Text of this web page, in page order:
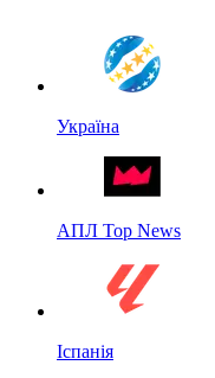
Україна
АПЛ Top News
Іспанія